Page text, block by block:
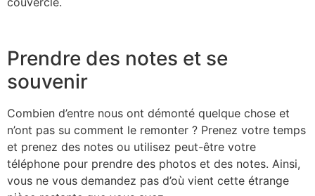
Prendre des notes et se
souvenir
Combien d’entre nous ont démonté quelque chose et
n’ont pas su comment le remonter ? Prenez votre temps
et prenez des notes ou utilisez peut-être votre
téléphone pour prendre des photos et des notes. Ainsi,
vous ne vous demandez pas d’où vient cette étrange